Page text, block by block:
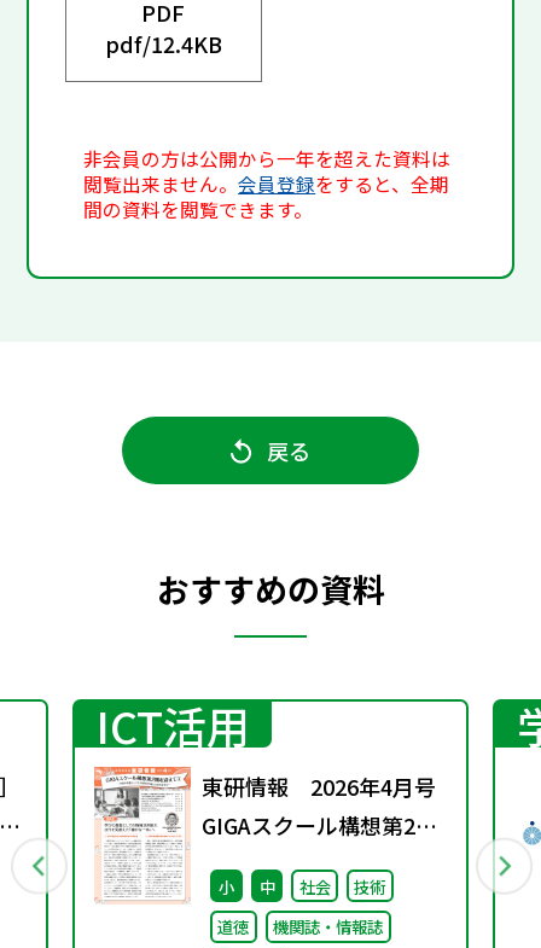
PDF
pdf/12.4KB
非会員の方は公開から一年を超えた資料は
閲覧出来ません。会員登録をすると、全期
間の資料を閲覧できます。
戻る
おすすめの資料
ICT活用
東研情報 2026年4月号
GIGAスクール構想第2期
を迎えて ③
小 中 社会
技術
道徳
機関誌・情報誌